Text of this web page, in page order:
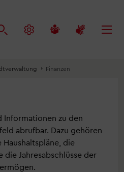
Finanzen
Informationen zu den
abrufbar. Dazu gehören
die
Jahresabschlüsse der